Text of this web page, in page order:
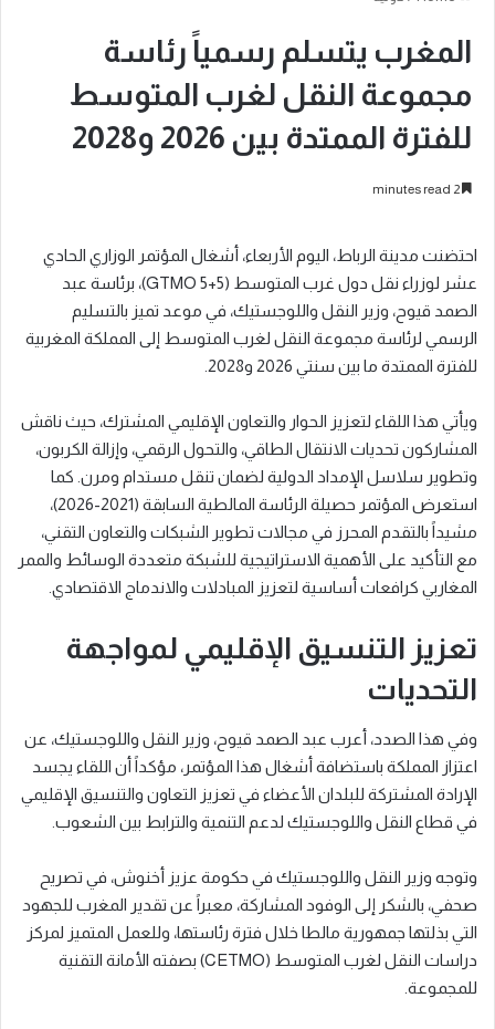
المغرب يتسلم رسمياً رئاسة
مجموعة النقل لغرب المتوسط
للفترة الممتدة بين 2026 و2028
احتضنت مدينة الرباط، اليوم الأربعاء، أشغال المؤتمر الوزاري الحادي
عشر لوزراء نقل دول غرب المتوسط (GTMO 5+5)، برئاسة عبد
الصمد قيوح، وزير النقل واللوجستيك، في موعد تميز بالتسليم
الرسمي لرئاسة مجموعة النقل لغرب المتوسط إلى المملكة المغربية
للفترة الممتدة ما بين سنتي 2026 و2028.
ويأتي هذا اللقاء لتعزيز الحوار والتعاون الإقليمي المشترك، حيث ناقش
المشاركون تحديات الانتقال الطاقي، والتحول الرقمي، وإزالة الكربون،
وتطوير سلاسل الإمداد الدولية لضمان تنقل مستدام ومرن. كما
استعرض المؤتمر حصيلة الرئاسة المالطية السابقة (2021-2026)،
مشيداً بالتقدم المحرز في مجالات تطوير الشبكات والتعاون التقني،
مع التأكيد على الأهمية الاستراتيجية للشبكة متعددة الوسائط والممر
المغاربي كرافعات أساسية لتعزيز المبادلات والاندماج الاقتصادي.
تعزيز التنسيق الإقليمي لمواجهة
التحديات
وفي هذا الصدد، أعرب عبد الصمد قيوح، وزير النقل واللوجستيك، عن
اعتزاز المملكة باستضافة أشغال هذا المؤتمر، مؤكداً أن اللقاء يجسد
الإرادة المشتركة للبلدان الأعضاء في تعزيز التعاون والتنسيق الإقليمي
في قطاع النقل واللوجستيك لدعم التنمية والترابط بين الشعوب.
وتوجه وزير النقل واللوجستيك في حكومة عزيز أخنوش، في تصريح
صحفي، بالشكر إلى الوفود المشاركة، معبراً عن تقدير المغرب للجهود
التي بذلتها جمهورية مالطا خلال فترة رئاستها، وللعمل المتميز لمركز
دراسات النقل لغرب المتوسط (CETMO) بصفته الأمانة التقنية
للمجموعة.